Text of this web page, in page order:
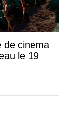
de cinéma
le 19